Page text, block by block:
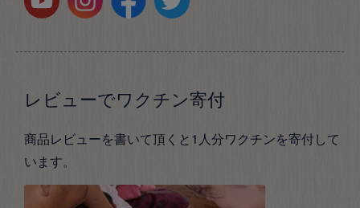
レビューでワクチン寄付
商品レビューを書いて頂くと1人分ワクチンを寄付して
います。